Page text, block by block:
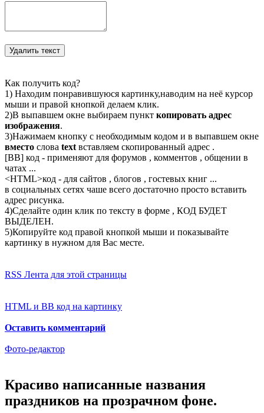
Как получить код?
1) Находим понравившуюся картинку,наводим на неё курсор
мыши и правой кнопкой делаем клик.
2)В выпавшем окне выбираем пункт копировать адрес
изображения.
3)Нажимаем кнопку с необходимым кодом и в выпавшем окне
вместо слова text вставляем скопированный адрес .
[BB] код - применяют для форумов , комментов , общении в
чатах ...
<HTML>код - для сайтов , блогов , гостевых книг ...
в социальных сетях чаше всего достаточно просто вставить
адрес рисунка.
4)Сделайте один клик по тексту в форме , КОД БУДЕТ
ВЫДЕЛЕН.
5)Копируйте код правой кнопкой мыши и показывайте
картинку в нужном для Вас месте.
RSS Лента для этой страницы
HTML и BB код на картинку
Оставить комментарий
Фото-редактор
Красиво написанные названия
праздников на прозрачном фоне.